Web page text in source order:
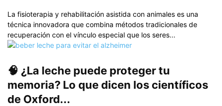
La fisioterapia y rehabilitación asistida con animales es una
técnica innovadora que combina métodos tradicionales de
recuperación con el vínculo especial que los seres...
🧠 ¿La leche puede proteger tu
memoria? Lo que dicen los científicos
de Oxford...